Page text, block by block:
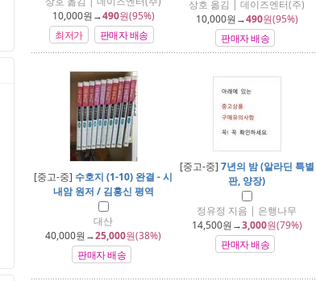
10,000원→490원(95%)
최저가
판매자 배송
상호 옮김 | 데이즈엔터(주)
10,000원→490원(95%)
판매자 배송
[중고-중] 수호지 (1-10) 완결 - 시
내암 원저 / 김홍신 평역
대산
40,000원→25,000원(38%)
판매자 배송
[중고-중] 7년의 밤 (알라딘 특별
판, 양장)
정유정 지음 | 은행나무
14,500원→3,000원(79%)
판매자 배송